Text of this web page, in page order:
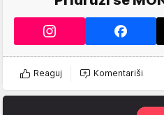
Reaguj Komentariši